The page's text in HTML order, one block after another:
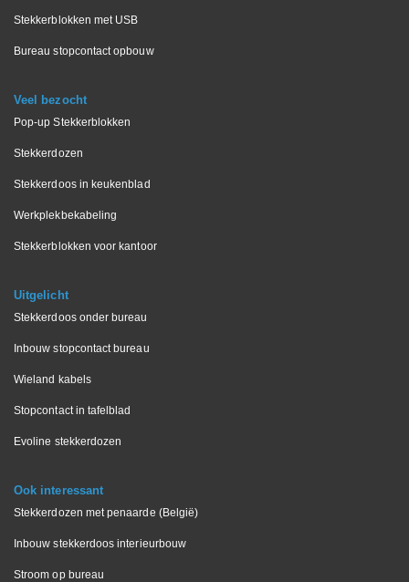
Stekkerblokken met USB
Bureau stopcontact opbouw
Veel bezocht
Pop-up Stekkerblokken
Stekkerdozen
Stekkerdoos in keukenblad
Werkplekbekabeling
Stekkerblokken voor kantoor
Uitgelicht
Stekkerdoos onder bureau
Inbouw stopcontact bureau
Wieland kabels
Stopcontact in tafelblad
Evoline stekkerdozen
Ook interessant
Stekkerdozen met penaarde (België)
Inbouw stekkerdoos interieurbouw
Stroom op bureau